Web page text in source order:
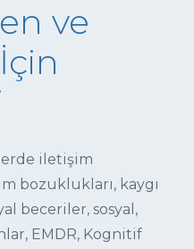
ve
iletişim
bozuklukları, kaygı
beceriler, sosyal,
EMDR, Kognitif